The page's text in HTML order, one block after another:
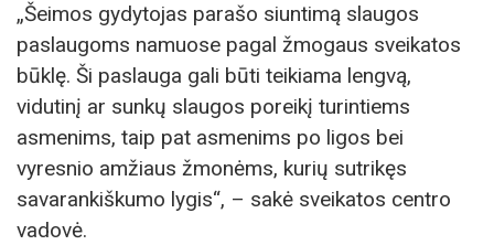
„Šeimos gydytojas parašo siuntimą slaugos
paslaugoms namuose pagal žmogaus sveikatos
būklę. Ši paslauga gali būti teikiama lengvą,
vidutinį ar sunkų slaugos poreikį turintiems
asmenims, taip pat asmenims po ligos bei
vyresnio amžiaus žmonėms, kurių sutrikęs
savarankiškumo lygis“, – sakė sveikatos centro
vadovė.